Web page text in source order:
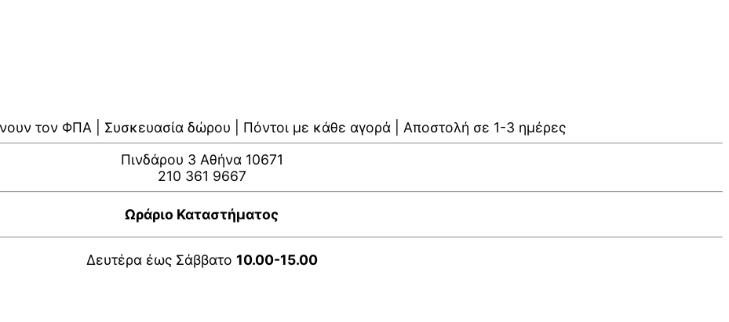
τον ΦΠΑ | Συσκευασία δώρου | Πόντοι με κάθε αγορά | Αποστολή σε 1-3 ημέρες
Πινδάρου 3 Αθήνα 10671
210 361 9667
Ωράριο Καταστήματος
Δευτέρα έως Σάββατο 10.00-15.00